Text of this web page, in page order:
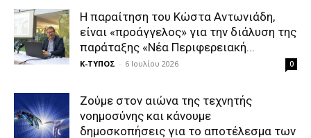
Η παραίτηση του Κώστα Αντωνιάδη,
είναι «προάγγελος» για την διάλυση της
παράταξης «Νέα Περιφερειακή...
Κ-ΤΥΠΟΣ - 6 Ιουλίου 2026 0
Ζούμε στον αιώνα της τεχνητής
νοημοσύνης και κάνουμε
δημοσκοπήσεις για το αποτέλεσμα των